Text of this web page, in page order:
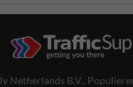
Netherlands B.V.,